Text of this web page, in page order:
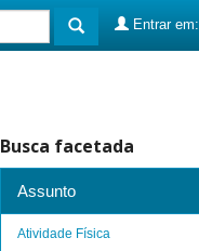
Entrar em:
Busca facetada
Assunto
Atividade Física